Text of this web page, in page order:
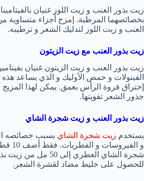
زيت بذور العنب و زيت اللوز غنيان
بخصائصهما المرطبة. إمزج أجزاء متساوية
العنب و زيت اللوز لتدليك الشعر و ترطيبه.
زيت بذور العنب مع زيت الزيتون
الفينولات و حمض الأوليك و الذي يساعد
إختراق فروة الرأس بعمق. يمكن لهذا المزيج
جذور الشعر تقويتها.
زيت بذور العنب و زيت شجرة الشاي
يستخدم زيت شجرة الشاي بسبب خصائصه
و
شجرة الشاي العطري إلى 50
للحصول على خليط مضاد لقشرة الشعر.